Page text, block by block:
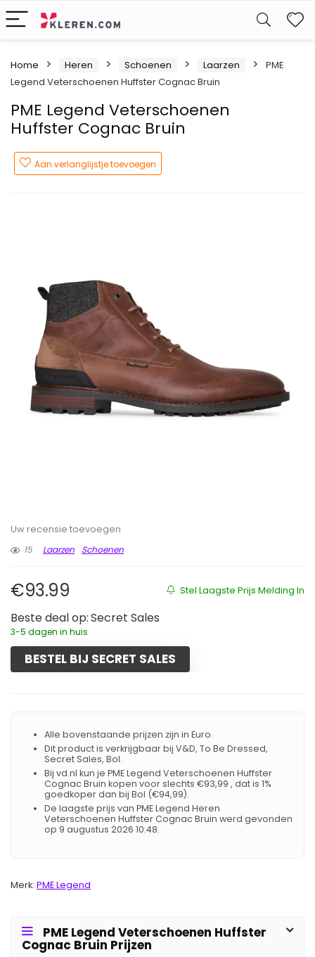
Home Heren Schoenen Laarzen
PME
Legend Veterschoenen Huffster Cognac Bruin
PME Legend Veterschoenen
Huffster Cognac Bruin
Aan verlanglijstje toevoegen
Uw recensie toevoegen
15
Laarzen Schoenen
Stel Laagste Prijs Melding In
€93.99
Beste deal op: Secret Sales
3-5 dagen in huis
BESTEL BIJ SECRET SALES
Alle bovenstaande prijzen zijn in Euro.
Dit product is verkrijgbaar bij V&D, To Be Dressed,
Secret Sales, Bol.
Bij vd.nl kun je PME Legend Veterschoenen Huffster
Cognac Bruin kopen voor slechts €93,99 , dat is 1%
goedkoper dan bij Bol (€94,99).
De laagste prijs van PME Legend Heren
Veterschoenen Huffster Cognac Bruin werd gevonden
op 9 augustus 2026 10:48.
Merk: PME Legend
PME Legend Veterschoenen Huffster
Cognac Bruin Prijzen